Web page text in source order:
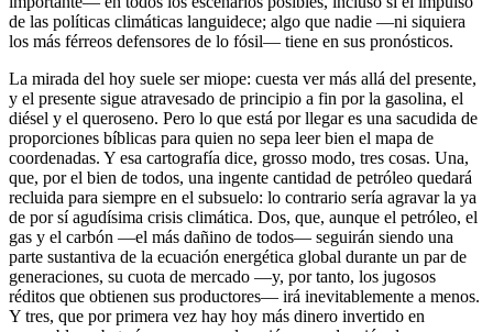
de las políticas climáticas languidece; algo que nadie —ni siquiera
los más férreos defensores de lo fósil— tiene en sus pronósticos.
La mirada del hoy suele ser miope: cuesta ver más allá del presente,
y el presente sigue atravesado de principio a fin por la gasolina, el
diésel y el queroseno. Pero lo que está por llegar es una sacudida de
proporciones bíblicas para quien no sepa leer bien el mapa de
coordenadas. Y esa cartografía dice, grosso modo, tres cosas. Una,
que, por el bien de todos, una ingente cantidad de petróleo quedará
recluida para siempre en el subsuelo: lo contrario sería agravar la ya
de por sí agudísima crisis climática. Dos, que, aunque el petróleo, el
gas y el carbón —el más dañino de todos— seguirán siendo una
parte sustantiva de la ecuación energética global durante un par de
generaciones, su cuota de mercado —y, por tanto, los jugosos
réditos que obtienen sus productores— irá inevitablemente a menos.
Y tres, que por primera vez hay hoy más dinero invertido en